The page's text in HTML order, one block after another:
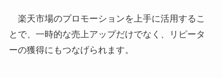
楽天市場のプロモーションを上手に活用するこ
とで、一時的な売上アップだけでなく、リピータ
ーの獲得にもつなげられます。